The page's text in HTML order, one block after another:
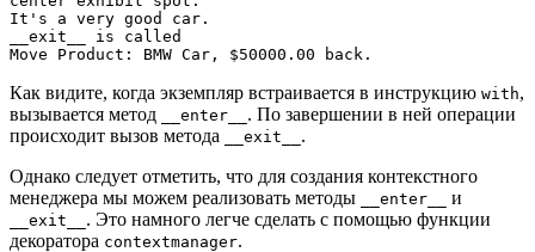
It's a very good car.
__exit__ is called
Move Product: BMW Car, $50000.00 back.
Как видите, когда экземпляр встраивается в инструкцию with,
вызывается метод
__enter__ . По завершении в ней операции
происходит вызов метода
__exit__ .
Однако следует отметить, что для создания контекстного
менеджера мы можем реализовать методы
__enter__ и
__exit__ . Это намного легче сделать с помощью функции
декоратора contextmanager.